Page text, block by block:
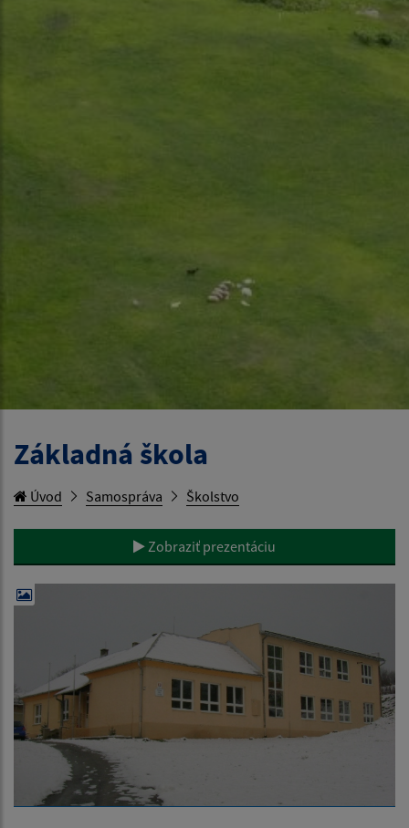
Základná škola
Úvod Samospráva Školstvo
Zobraziť prezentáciu